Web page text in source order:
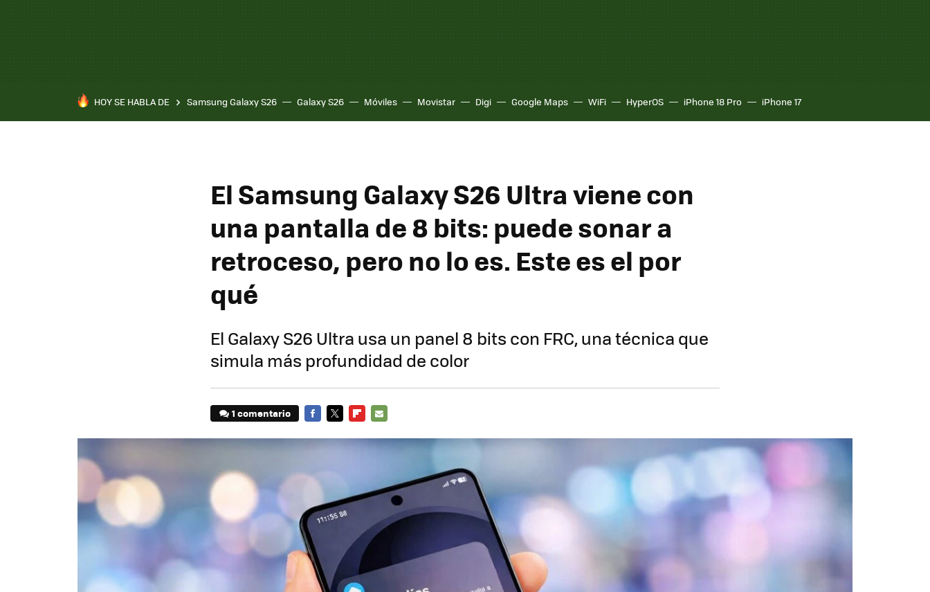
HOY SE HABLA DE Samsung Galaxy S26 Galaxy S26 Móviles Movistar Digi Google Maps WiFi HyperOS iPhone 18 Pro iPhone 17
El Samsung Galaxy S26 Ultra viene con
una pantalla de 8 bits: puede sonar a
retroceso, pero no lo es. Este es el por
qué
El Galaxy S26 Ultra usa un panel 8 bits con FRC, una técnica que
simula más profundidad de color
1 comentario
MAIL